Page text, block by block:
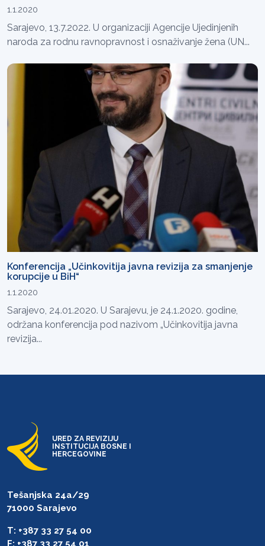
1.1.2020
Sarajevo, 13.7.2022. U organizaciji Agencije Ujedinjenih
naroda za rodnu ravnopravnost i osnaživanje žena (UN...
Konferencija „Učinkovitija javna revizija za smanjenje
korupcije u BiH“
1.1.2020
Sarajevo, 24.01.2020. U Sarajevu, je 24.1.2020. godine,
održana konferencija pod nazivom „Učinkovitija javna
revizija...
URED ZA REVIZIJU
INSTITUCIJA BOSNE I
HERCEGOVINE
Tešanjska 24a/29
71000 Sarajevo
T: +387 33 27 54 00
F: +387 33 27 54 01